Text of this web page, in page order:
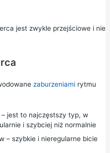
jest zwykle przejściowe i nie
zaburzeniamirytmu
jest to najczęstszy typ, w
i szybciej niż normalnie
– szybkie i nieregularne bicie